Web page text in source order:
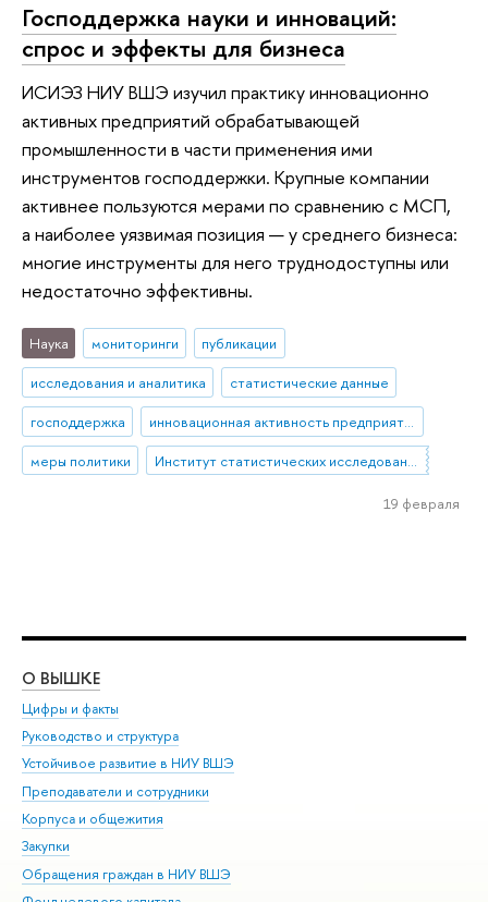
Господдержка науки и инноваций:
спрос и эффекты для бизнеса
ИСИЭЗ НИУ ВШЭ изучил практику инновационно
активных предприятий обрабатывающей
промышленности в части применения ими
инструментов господдержки. Крупные компании
активнее пользуются мерами по сравнению с МСП,
а наиболее уязвимая позиция — у среднего бизнеса:
многие инструменты для него труднодоступны или
недостаточно эффективны.
Наука мониторинги
публикации
исследования и аналитика
статистические данные
господдержка
инновационная активность предприятий
меры политики
19 февраля
О ВЫШКЕ
Цифры и факты
Руководство и структура
Устойчивое развитие в НИУ ВШЭ
Преподаватели и сотрудники
Корпуса и общежития
Закупки
Обращения граждан в НИУ ВШЭ